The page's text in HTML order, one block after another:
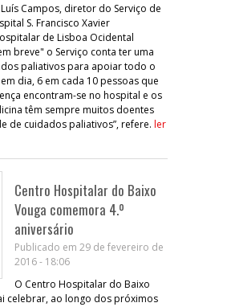
Campos, diretor do Serviço de
S. Francisco Xavier
de Lisboa Ocidental
breve" o Serviço conta ter uma
paliativos para apoiar todo o
dia, 6 em cada 10 pessoas que
encontram-se no hospital e os
têm sempre muitos doentes
de cuidados paliativos”, refere. ler
Centro Hospitalar do Baixo
Vouga comemora 4.º
aniversário
Publicado em 29 de fevereiro de
2016 - 18:06
O Centro Hospitalar do Baixo
celebrar, ao longo dos próximos